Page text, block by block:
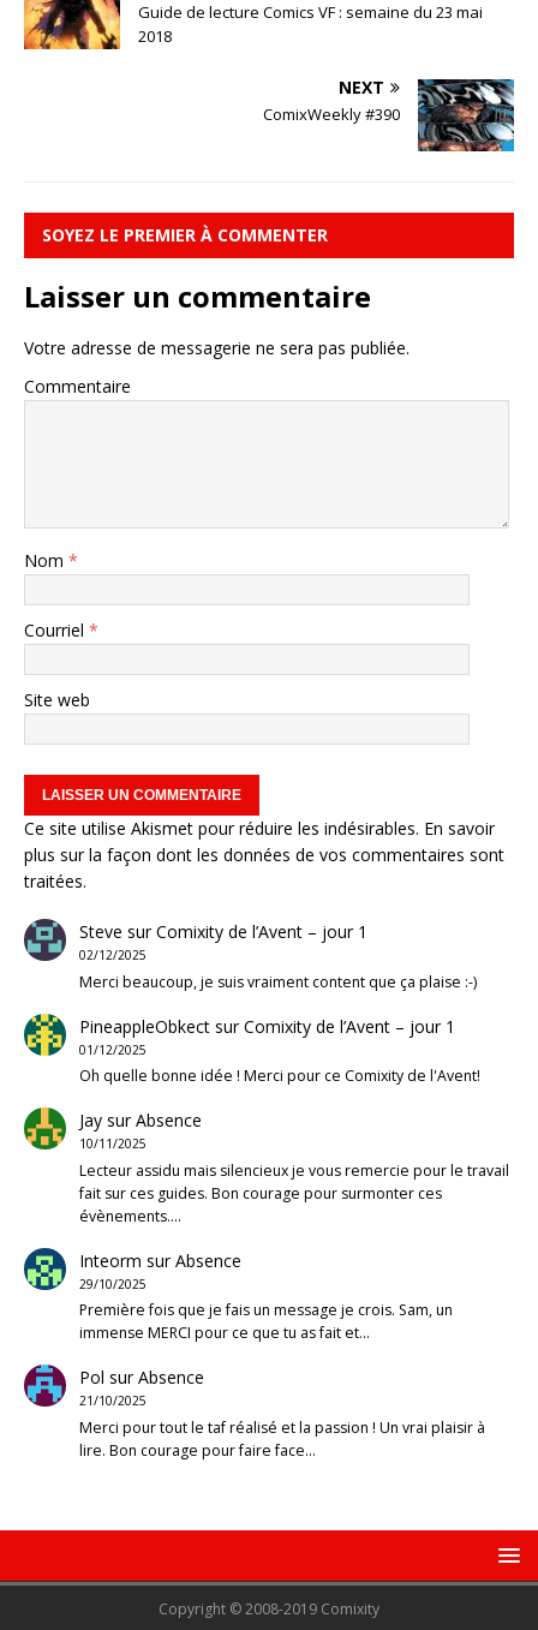
Guide de lecture Comics VF : semaine du 23 mai
2018
NEXT
ComixWeekly #390
SOYEZ LE PREMIER À COMMENTER
Laisser un commentaire
Votre adresse de messagerie ne sera pas publiée.
Commentaire
Nom *
Courriel *
Site web
Ce site utilise Akismet pour réduire les indésirables. En savoir
plus sur la façon dont les données de vos commentaires sont
traitées.
Steve surComixity de l’Avent – jour 1
02/12/2025
Merci beaucoup, je suis vraiment content que ça plaise :-)
PineappleObkectsurComixity de l’Avent – jour 1
01/12/2025
Oh quelle bonne idée ! Merci pour ce Comixity de l'Avent!
JaysurAbsence
10/11/2025
Lecteur assidu mais silencieux je vous remercie pour le travail
fait sur ces guides. Bon courage pour surmonter ces
évènements.…
Inteorm surAbsence
29/10/2025
Première fois que je fais un message je crois. Sam, un
immense MERCI pour ce que tu as fait et…
Pol surAbsence
21/10/2025
Merci pour tout le taf réalisé et la passion ! Un vrai plaisir à
lire. Bon courage pour faire face…
Copyright © 2008-2019 Comixity